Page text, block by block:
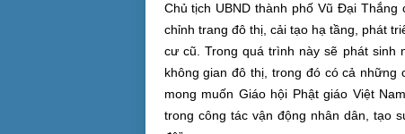
Chủ tịch UBND thành phố Vũ Đại
chỉnh trang đô thị, cải tạo hạ tầng, phát
cư cũ. Trong quá trình này sẽ phát sinh
không gian đô thị, trong đó có cả những
mong muốn Giáo hội Phật giáo Việt
trong công tác vận động nhân dân, tạo